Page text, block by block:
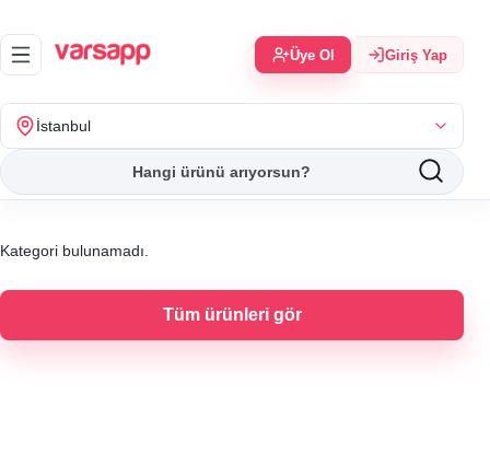
İstanbul
Üye Ol Giriş Yap
Kategori bulunamadı.
Tüm ürünleri gör